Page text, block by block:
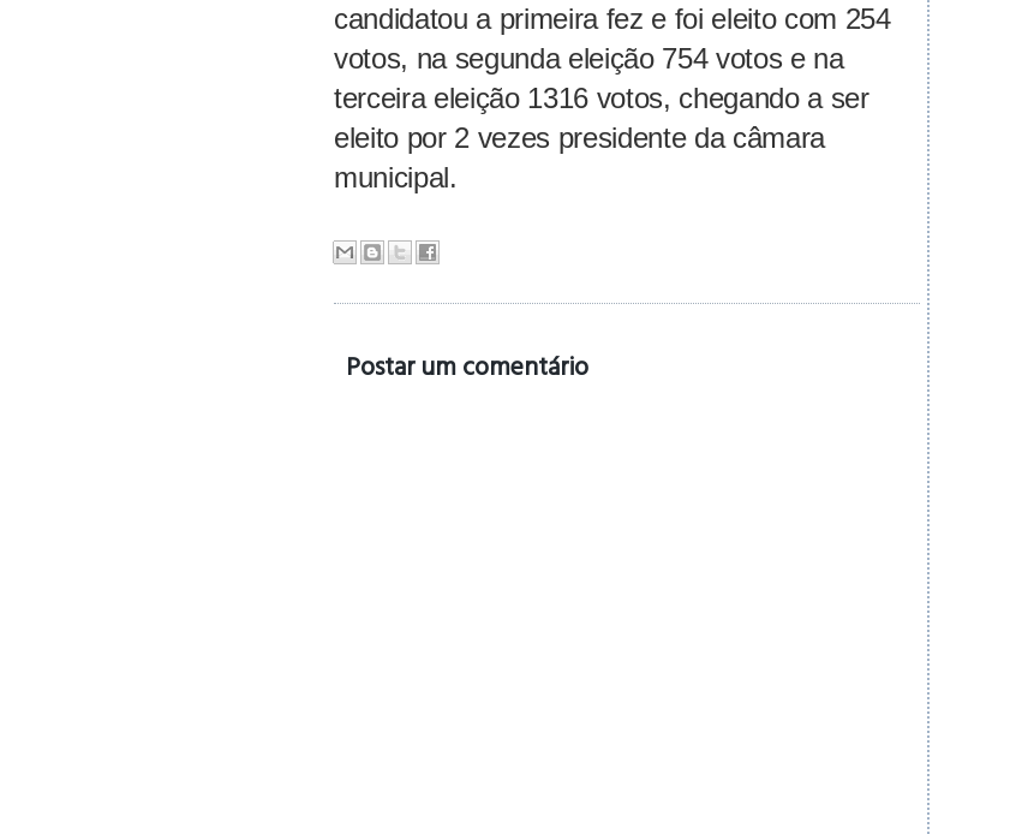
candidatou a primeira fez e foi eleito com 254
votos, na segunda eleição 754 votos e na
terceira eleição 1316 votos, chegando a ser
eleito por 2 vezes presidente da câmara
municipal.
Postar um comentário